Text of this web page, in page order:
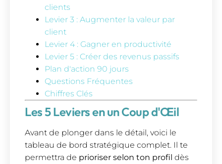
clients
Levier 3 : Augmenter la valeur par
client
Levier 4 : Gagner en productivité
Levier 5 : Créer des revenus passifs
Plan d'action 90 jours
Questions Fréquentes
Chiffres Clés
Les 5 Leviers en un Coup d'Œil
Avant de plonger dans le détail, voici le
tableau de bord stratégique complet. Il te
permettra de prioriser selon ton profil dès